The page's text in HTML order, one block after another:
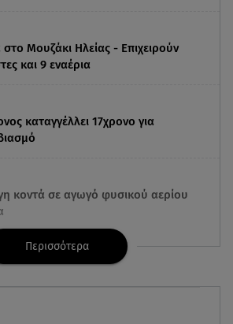
Μουζάκι Ηλείας - Επιχειρούν
και 9 εναέρια
καταγγέλλει 17χρονο για
κοντά σε αγωγό φυσικού αερίου
Τι σημαίνει η νέα συμμαχία για
Περισσότερα